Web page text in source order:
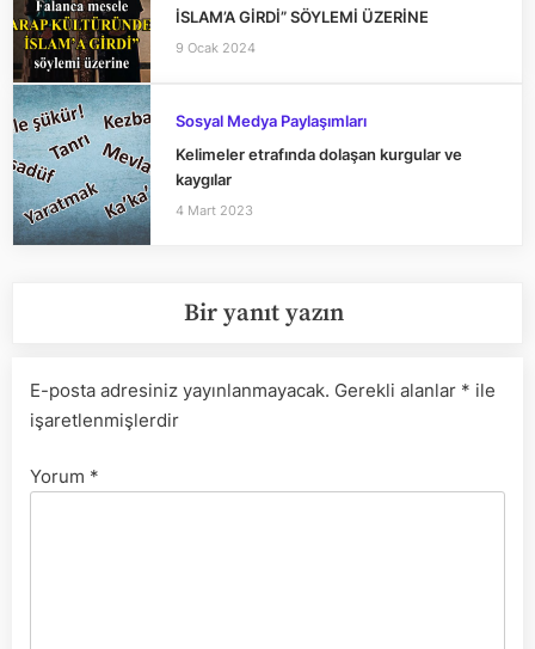
İSLAM’A GİRDİ” SÖYLEMİ ÜZERİNE
9 Ocak 2024
Sosyal Medya Paylaşımları
Kelimeler etrafında dolaşan kurgular ve
kaygılar
4 Mart 2023
Bir yanıt yazın
E-posta adresiniz yayınlanmayacak. Gerekli alanlar * ile
işaretlenmişlerdir
Yorum *